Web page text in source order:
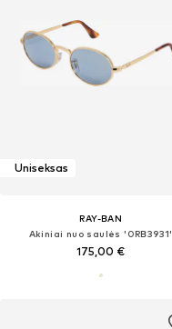
Uniseksas
RAY-BAN
Akiniai nuo saulės '0RB3931'
175,00 €